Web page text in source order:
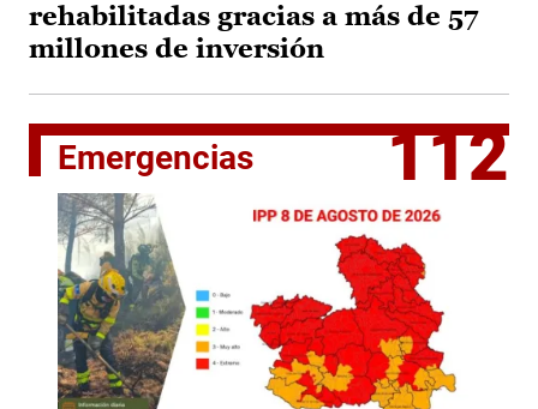
rehabilitadas gracias a más de 57
millones de inversión
Emergencias 112